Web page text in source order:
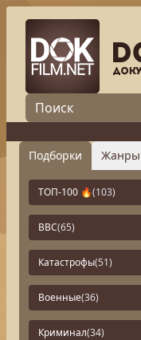
Подборки Жанры
ТОП-100 🔥(103)
BBC(65)
Катастрофы(51)
Военные(36)
Криминал(34)